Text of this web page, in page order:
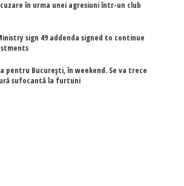
în urma unei agresiuni într-un club
sign 49 addenda signed to continue
pentru București, în weekend. Se va trece
sufocantă la furtuni